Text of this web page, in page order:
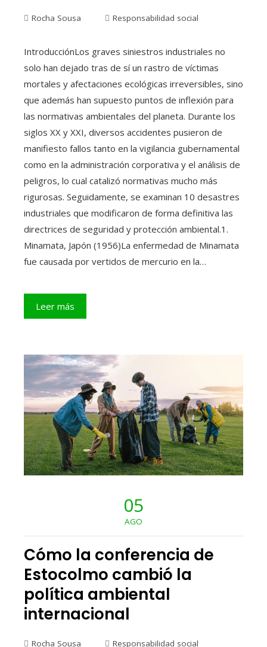
Rocha Sousa Responsabilidad social
IntroducciónLos graves siniestros industriales no
solo han dejado tras de sí un rastro de víctimas
mortales y afectaciones ecológicas irreversibles, sino
que además han supuesto puntos de inflexión para
las normativas ambientales del planeta. Durante los
siglos XX y XXI, diversos accidentes pusieron de
manifiesto fallos tanto en la vigilancia gubernamental
como en la administración corporativa y el análisis de
peligros, lo cual catalizó normativas mucho más
rigurosas. Seguidamente, se examinan 10 desastres
industriales que modificaron de forma definitiva las
directrices de seguridad y protección ambiental.1.
Minamata, Japón (1956)La enfermedad de Minamata
fue causada por vertidos de mercurio en la…
Leer más
05
AGO
Cómo la conferencia de
Estocolmo cambió la
política ambiental
internacional
Rocha Sousa Responsabilidad social